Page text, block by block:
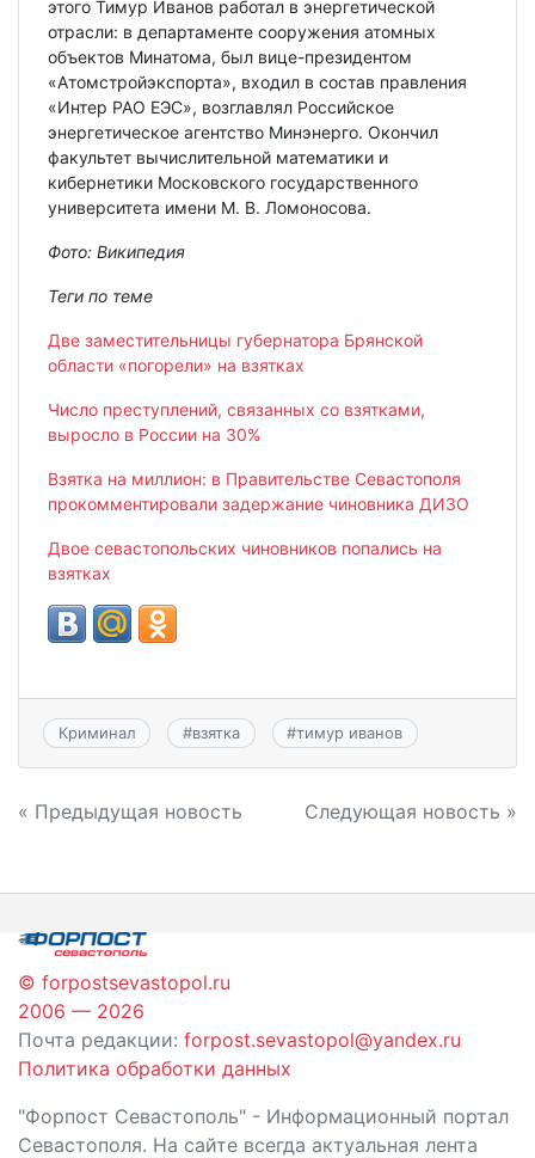
этого Тимур Иванов работал в энергетической
отрасли: в департаменте сооружения атомных
объектов Минатома, был вице-президентом
«Атомстройэкспорта», входил в состав правления
«Интер РАО ЕЭС», возглавлял Российское
энергетическое агентство Минэнерго. Окончил
факультет вычислительной математики и
кибернетики Московского государственного
университета имени М. В. Ломоносова.
Фото: Википедия
Теги по теме
Две заместительницы губернатора Брянской
области «погорели» на взятках
Число преступлений, связанных со взятками,
выросло в России на 30%
Взятка на миллион: в Правительстве Севастополя
прокомментировали задержание чиновника ДИЗО
Двое севастопольских чиновников попались на
взятках
Криминал #взятка #тимур иванов
Навигация
записям
« Предыдущая новость Следующая новость »
© forpostsevastopol.ru
2006 — 2026
Почта редакции: forpost.sevastopol@yandex.ru
Политика обработки данных
"Форпост Севастополь" - Информационный портал
Севастополя. На сайте всегда актуальная лента